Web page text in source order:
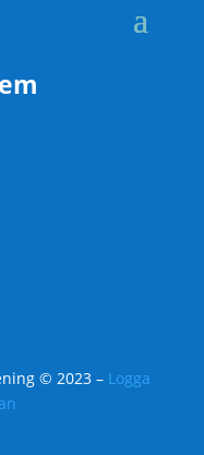
© 2023 – Logga